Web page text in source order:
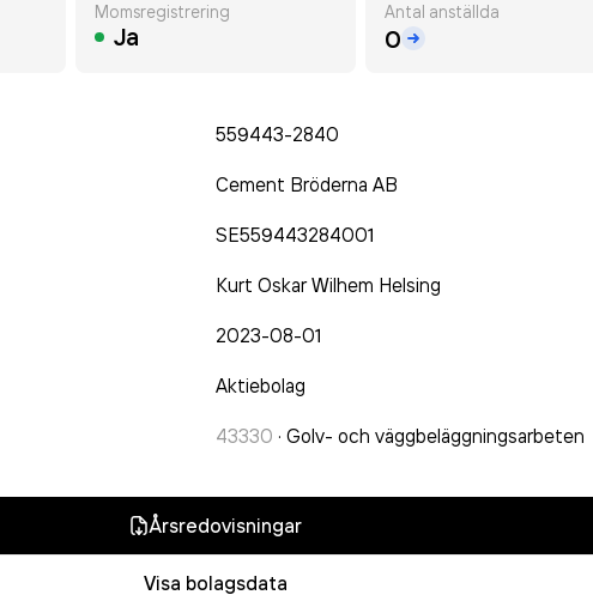
Momsregistrering
Ja
Antal anställda
0
559443-2840
Cement Bröderna AB
SE559443284001
Kurt Oskar Wilhem Helsing
2023-08-01
Aktiebolag
43330 · Golv- och väggbeläggningsarbeten
Årsredovisningar
Visa bolagsdata